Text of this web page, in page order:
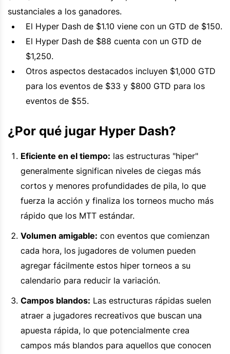
sustanciales a los ganadores.
El Hyper Dash de $1.10 viene con un GTD de $150.
El Hyper Dash de $88 cuenta con un GTD de
$1,250.
Otros aspectos destacados incluyen $1,000 GTD
para los eventos de $33 y $800 GTD para los
eventos de $55.
¿Por qué jugar Hyper Dash?
Eficiente en el tiempo: las estructuras "hiper"
generalmente significan niveles de ciegas más
cortos y menores profundidades de pila, lo que
fuerza la acción y finaliza los torneos mucho más
rápido que los MTT estándar.
Volumen amigable: con eventos que comienzan
cada hora, los jugadores de volumen pueden
agregar fácilmente estos hiper torneos a su
calendario para reducir la variación.
Campos blandos: Las estructuras rápidas suelen
atraer a jugadores recreativos que buscan una
apuesta rápida, lo que potencialmente crea
campos más blandos para aquellos que conocen